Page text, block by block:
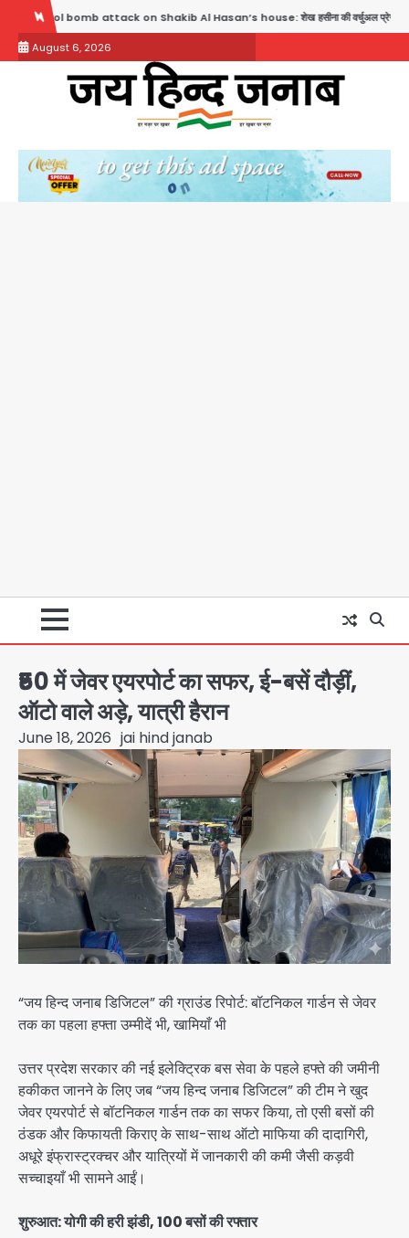
content
on Shakib Al Hasan’s house: शेख हसीना की वर्चुअल प्रेस कॉन्फ्रेंस में जुड़ने पर भड़का
August 6, 2026
₹50 में जेवर एयरपोर्ट का सफर, ई-बसें दौड़ीं,
ऑटो वाले अड़े, यात्री हैरान
June 18, 2026 jai hind janab
“जय हिन्द जनाब डिजिटल” की ग्राउंड रिपोर्ट: बॉटनिकल गार्डन से जेवर
तक का पहला हफ्ता उम्मीदें भी, खामियाँ भी
उत्तर प्रदेश सरकार की नई इलेक्ट्रिक बस सेवा के पहले हफ्ते की जमीनी
हकीकत जानने के लिए जब “जय हिन्द जनाब डिजिटल” की टीम ने खुद
जेवर एयरपोर्ट से बॉटनिकल गार्डन तक का सफर किया, तो एसी बसों की
ठंडक और किफायती किराए के साथ-साथ ऑटो माफिया की दादागिरी,
अधूरे इंफ्रास्ट्रक्चर और यात्रियों में जानकारी की कमी जैसी कड़वी
सच्चाइयाँ भी सामने आईं।
शुरुआत: योगी की हरी झंडी, 100 बसों की रफ्तार